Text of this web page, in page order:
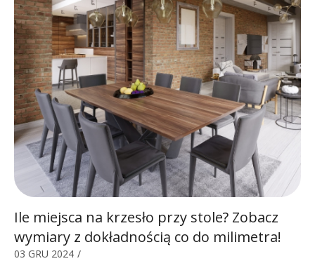
Ile miejsca na krzesło przy stole? Zobacz
wymiary z dokładnością co do milimetra!
03 GRU 2024 /